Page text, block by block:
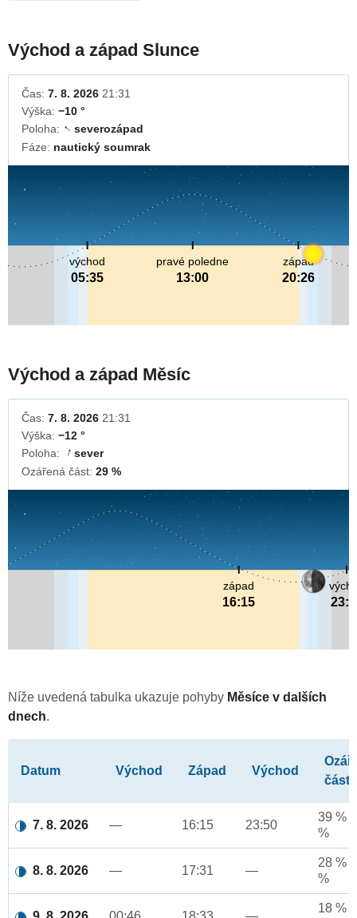
Východ a západ Slunce
Čas: 7. 8. 2026 21:31
Výška: −10 °
Poloha: ↓severozápad
Fáze: nautický soumrak
pravé poledne
13:00
východ
05:35
západ
20:26
Východ a západ Měsíc
Čas: 7. 8. 2026 21:31
Výška: −12 °
Poloha:
↓ sever
Ozářená část: 29 %
západ
16:15
Níže uvedená tabulka ukazuje pohyby Měsíce v dalších
dnech.
Datum Východ Západ Východ
část
7. 8. 2026 — 16:15 23:50
39 %
%
8. 8. 2026 — 17:31 —
28 %
%
18 %